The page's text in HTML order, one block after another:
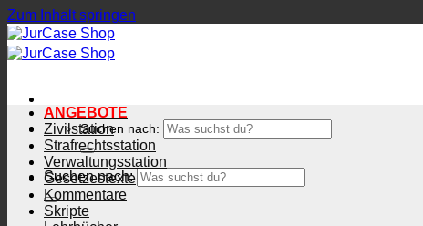
Zum Inhalt springen
Suchen nach:
Suchen nach:
ANGEBOTE
Zivilstation
Strafrechtsstation
Verwaltungsstation
Gesetzestexte
Kommentare
Skripte